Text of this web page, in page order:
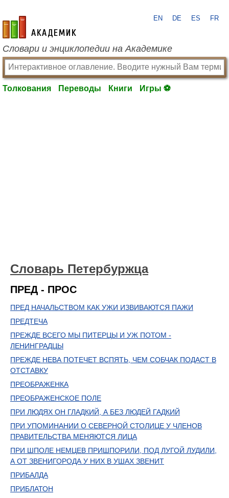
academic.ru
EN DE ES FR
Словари и энциклопедии на Академике
Толкования Переводы Книги Игры ⚽
Словарь Петербуржца
ПРЕД - ПРОС
ПРЕД НАЧАЛЬСТВОМ КАК УЖИ ИЗВИВАЮТСЯ ПАЖИ
ПРЕДТЕЧА
ПРЕЖДЕ ВСЕГО МЫ ПИТЕРЦЫ И УЖ ПОТОМ -
ЛЕНИНГРАДЦЫ
ПРЕЖДЕ НЕВА ПОТЕЧЕТ ВСПЯТЬ, ЧЕМ СОБЧАК ПОДАСТ В
ОТСТАВКУ
ПРЕОБРАЖЕНКА
ПРЕОБРАЖЕНСКОЕ ПОЛЕ
ПРИ ЛЮДЯХ ОН ГЛАДКИЙ, А БЕЗ ЛЮДЕЙ ГАДКИЙ
ПРИ УПОМИНАНИИ О СЕВЕРНОЙ СТОЛИЦЕ У ЧЛЕНОВ
ПРАВИТЕЛЬСТВА МЕНЯЮТСЯ ЛИЦА
ПРИ ШПОЛЕ НЕМЦЕВ ПРИШПОРИЛИ, ПОД ЛУГОЙ ЛУДИЛИ,
А ОТ ЗВЕНИГОРОДА У НИХ В УШАХ ЗВЕНИТ
ПРИБАЛДА
ПРИБЛАТОН